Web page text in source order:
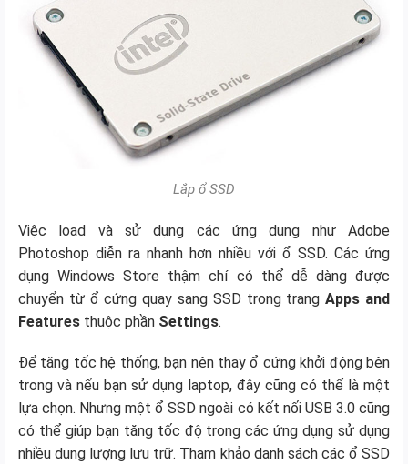
Lắp ổ SSD
Việc load và sử dụng các ứng dụng như Adobe
Photoshop diễn ra nhanh hơn nhiều với ổ SSD. Các ứng
dụng Windows Store thậm chí có thể dễ dàng được
chuyển từ ổ cứng quay sang SSD trong trangApps and
Features thuộc phần Settings.
Để tăng tốc hệ thống, bạn nên thay ổ cứng khởi động bên
trong và nếu bạn sử dụng laptop, đây cũng có thể là một
lựa chọn. Nhưng một ổ SSD ngoài có kết nối USB 3.0 cũng
có thể giúp bạn tăng tốc độ trong các ứng dụng sử dụng
nhiều dung lượng lưu trữ. Tham khảo danh sách các ổ SSD